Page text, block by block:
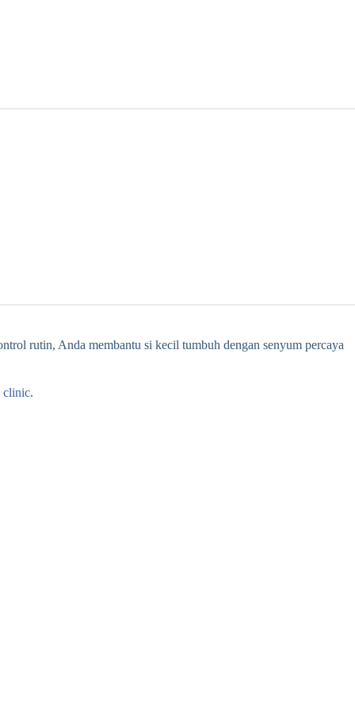
rutin, Anda membantu si kecil tumbuh dengan senyum percaya
clinic.